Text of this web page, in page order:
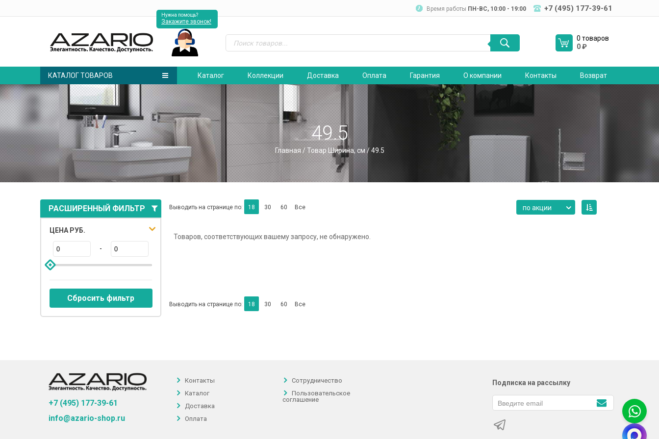
Время работы ПН-ВC, 10:00 - 19:00 +7 (495) 177-39-61
Нужна помощь?
Закажите звонок!
0 товаров
0₽
КАТАЛОГ ТОВАРОВ Каталог Коллекции Доставка Оплата Гарантия О компании Контакты Возврат
49.5
Главная / Товар Ширина, см / 49.5
РАСШИРЕННЫЙ ФИЛЬТР
ЦЕНА РУБ.
-
Сбросить фильтр
Выводить на странице по: 18 30 60 Все по акции
Товаров, соответствующих вашему запросу, не обнаружено.
Выводить на странице по: 18 30 60 Все
+7 (495) 177-39-61
info@azario-shop.ru
Контакты
Каталог
Доставка
Оплата
Сотрудничество
Пользовательское
соглашение
Подписка на рассылку